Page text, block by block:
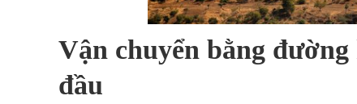
Vận chuyển bằng
đầu